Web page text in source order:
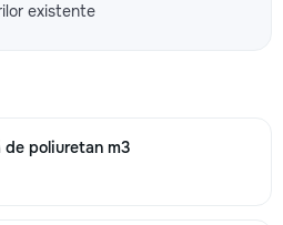
existente
de poliuretan m3